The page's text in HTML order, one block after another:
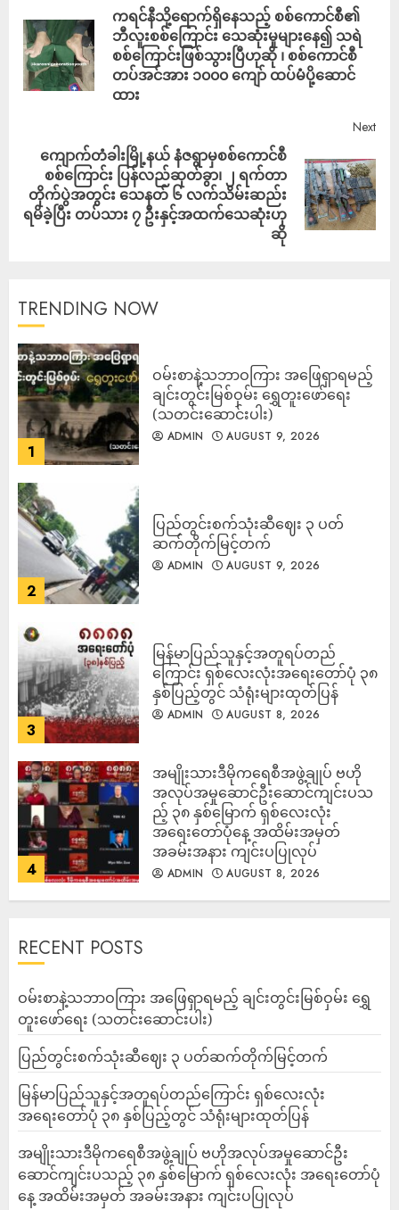
ကရင်နီသို့ရောက်ရှိနေသည့် စစ်ကောင်စီ၏
ဘီလူးစစ်ကြောင်း သေဆုံးမှုများနေ၍ သရဲ
စစ်ကြောင်းဖြစ်သွားပြီဟုဆို ၊ စစ်ကောင်စီ
တပ်အင်အား ၁၀၀၀ ကျော် ထပ်မံပို့ဆောင်
ထား
Next
ကျောက်တံခါးမြို့နယ် နံဇရွာမှစစ်ကောင်စီ
စစ်ကြောင်း ပြန်လည်ဆုတ်ခွာ၊ ၂ ရက်တာ
တိုက်ပွဲအတွင်း သေနတ် ၆ လက်သိမ်းဆည်း
ရမိခဲ့ပြီး တပ်သား ၇ ဦးနှင့်အထက်သေဆုံးဟု
ဆို
TRENDING NOW
1
ဝမ်းစာနဲ့သဘာဝကြား အဖြေရှာရမည့်
ချင်းတွင်းမြစ်ဝှမ်း ရွှေတူးဖော်ရေး
(သတင်းဆောင်းပါး)
ADMIN AUGUST 9, 2026
2
ပြည်တွင်းစက်သုံးဆီဈေး ၃ ပတ်
ဆက်တိုက်မြင့်တက်
ADMIN AUGUST 9, 2026
3
မြန်မာပြည်သူနှင့်အတူရပ်တည်
ကြောင်း ရှစ်လေးလုံးအရေးတော်ပုံ ၃၈
နှစ်ပြည့်တွင် သံရုံးများထုတ်ပြန်
ADMIN AUGUST 8, 2026
4
အမျိုးသားဒီမိုကရေစီအဖွဲ့ချုပ် ဗဟို
အလုပ်အမှုဆောင်ဦးဆောင်ကျင်းပသ
ည့် ၃၈ နှစ်မြောက် ရှစ်လေးလုံး
အရေးတော်ပုံနေ့ အထိမ်းအမှတ်
အခမ်းအနား ကျင်းပပြုလုပ်
ADMIN AUGUST 8, 2026
RECENT POSTS
ဝမ်းစာနဲ့သဘာဝကြား အဖြေရှာရမည့် ချင်းတွင်းမြစ်ဝှမ်း ရွှေ
တူးဖော်ရေး (သတင်းဆောင်းပါး)
ပြည်တွင်းစက်သုံးဆီဈေး ၃ ပတ်ဆက်တိုက်မြင့်တက်
မြန်မာပြည်သူနှင့်အတူရပ်တည်ကြောင်း ရှစ်လေးလုံး
အရေးတော်ပုံ ၃၈ နှစ်ပြည့်တွင် သံရုံးများထုတ်ပြန်
အမျိုးသားဒီမိုကရေစီအဖွဲ့ချုပ် ဗဟိုအလုပ်အမှုဆောင်ဦး
ဆောင်ကျင်းပသည့် ၃၈ နှစ်မြောက် ရှစ်လေးလုံး အရေးတော်ပုံ
နေ့ အထိမ်းအမှတ် အခမ်းအနား ကျင်းပပြုလုပ်